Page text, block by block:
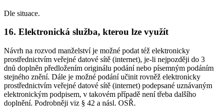
Dle situace.
16. Elektronická služba, kterou lze využít
Návrh na rozvod manželství je možné podat též elektronicky
prostřednictvím veřejné datové sítě (internet), je-li nejpozději do 3
dnů doplněn předložením originálu podání nebo písemným podáním
stejného znění. Dále je možné podání učinit rovněž elektronicky
prostřednictvím veřejné datové sítě (internet) podepsané uznávaným
elektronickým podpisem, v takovém případě není třeba dalšího
doplnění. Podrobněji viz § 42 a násl. OSŘ.